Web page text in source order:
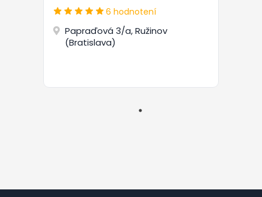
6 hodnotení
Papraďová 3/a, Ružinov
(Bratislava)